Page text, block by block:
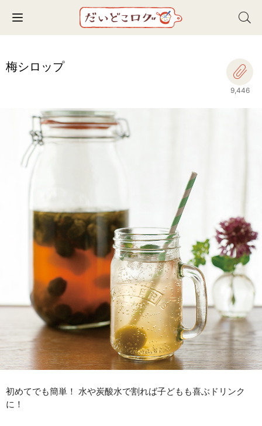
Toggle navigation
梅シロップ
9,446
初めてでも簡単！ 水や炭酸水で割れば子どもも喜ぶドリンク
に！